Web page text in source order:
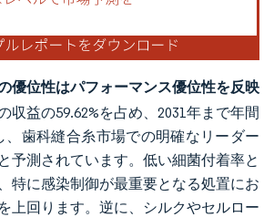
優位性はパフォーマンス優位性を反映
収益の59.62%を占め、2031年まで年間
、歯科縫合糸市場での明確なリーダー
予測されています。低い細菌付着率と
特に感染制御が最重要となる処置にお
上回ります。逆に、シルクやセルロー